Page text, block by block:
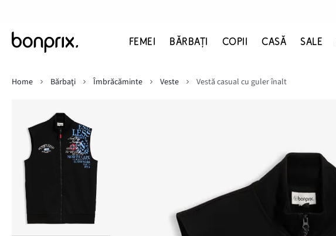
FEMEI BĂRBAŢI COPII CASĂ SALE
Home
Bărbaţi Îmbrăcăminte Veste Vestă casual cu guler înalt